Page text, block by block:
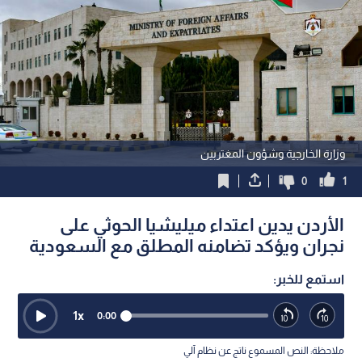
وزارة الخارجية وشؤون المغتربين
1
0
الأردن يدين اعتداء ميليشيا الحوثي على
نجران ويؤكد تضامنه المطلق مع السعودية
استمع للخبر:
0:00
1x
ملاحظة: النص المسموع ناتج عن نظام آلي